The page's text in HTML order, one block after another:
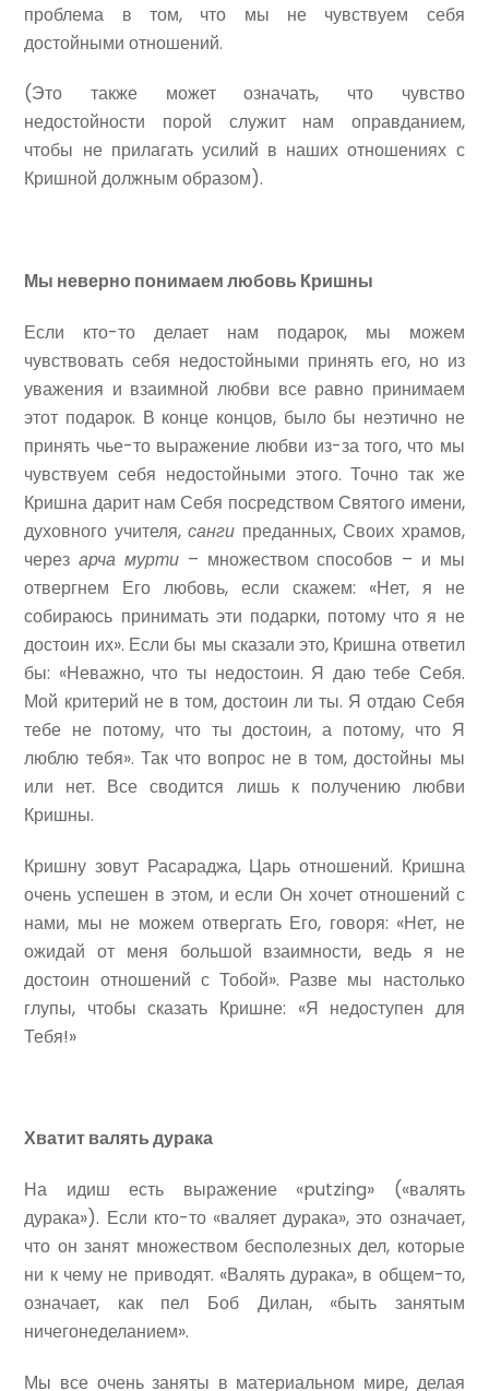
проблема в том, что мы не чувствуем себя
достойными отношений.
(Это также может означать, что чувство
недостойности порой служит нам оправданием,
чтобы не прилагать усилий в наших отношениях с
Кришной должным образом).
Мы неверно понимаем любовь Кришны
Если кто-то делает нам подарок, мы можем
чувствовать себя недостойными принять его, но из
уважения и взаимной любви все равно принимаем
этот подарок. В конце концов, было бы неэтично не
принять чье-то выражение любви из-за того, что мы
чувствуем себя недостойными этого. Точно так же
Кришна дарит нам Себя посредством Святого имени,
духовного учителя,санги преданных, Своих храмов,
черезарча мурти– множеством способов – и мы
отвергнем Его любовь, если скажем: «Нет, я не
собираюсь принимать эти подарки, потому что я не
достоин их». Если бы мы сказали это, Кришна ответил
бы: «Неважно, что ты недостоин. Я даю тебе Себя.
Мой критерий не в том, достоин ли ты. Я отдаю Себя
тебе не потому, что ты достоин, а потому, что Я
люблю тебя». Так что вопрос не в том, достойны мы
или нет. Все сводится лишь к получению любви
Кришны.
Кришну зовут Расараджа, Царь отношений. Кришна
очень успешен в этом, и если Он хочет отношений с
нами, мы не можем отвергать Его, говоря: «Нет, не
ожидай от меня большой взаимности, ведь я не
достоин отношений с Тобой». Разве мы настолько
глупы, чтобы сказать Кришне: «Я недоступен для
Тебя!»
Хватит валять дурака
На идиш есть выражение «putzing» («валять
дурака»). Если кто-то «валяет дурака», это означает,
что он занят множеством бесполезных дел, которые
ни к чему не приводят. «Валять дурака», в общем-то,
означает, как пел Боб Дилан, «быть занятым
ничегонеделанием».
Мы все очень заняты в материальном мире, делая